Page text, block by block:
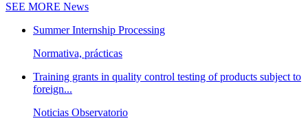
SEE MORE News
Summer Internship Processing
Normativa, prácticas
Training grants in quality control testing of products subject to
foreign...
Noticias Observatorio